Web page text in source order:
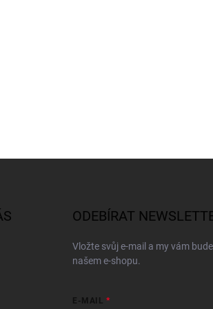
ODEBÍRAT
Vložte svůj e-mail a my vám
našem e-shopu.
E-MAIL